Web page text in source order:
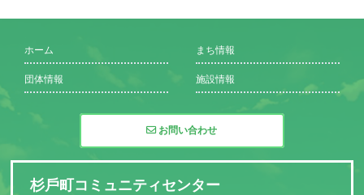
ホーム まち情報
団体情報 施設情報
お問い合わせ
杉⼾町コミュニティセンター